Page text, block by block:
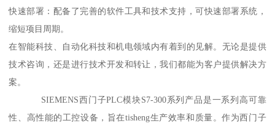
快速部署：配备了完善的软件工具和技术支持，可快速部署系统，
缩短项目周期。
在智能科技、自动化科技和机电领域内有着到的见解。无论是提供
技术咨询，还是进行技术开发和转让，我们都能为客户提供解决方
案。
SIEMENS西门子PLC模块S7-300系列产品是一系列高可靠
性、高性能的工控设备，旨在tisheng生产效率和质量。作为西门子